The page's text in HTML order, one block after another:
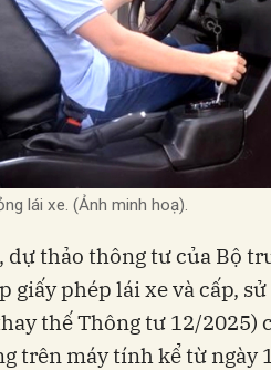
lái xe. (Ảnh minh hoạ).
dự thảo thông tư của Bộ
giấy phép lái xe và cấp,
thế Thông tư 12/2025)
trên máy tính kể từ ngày